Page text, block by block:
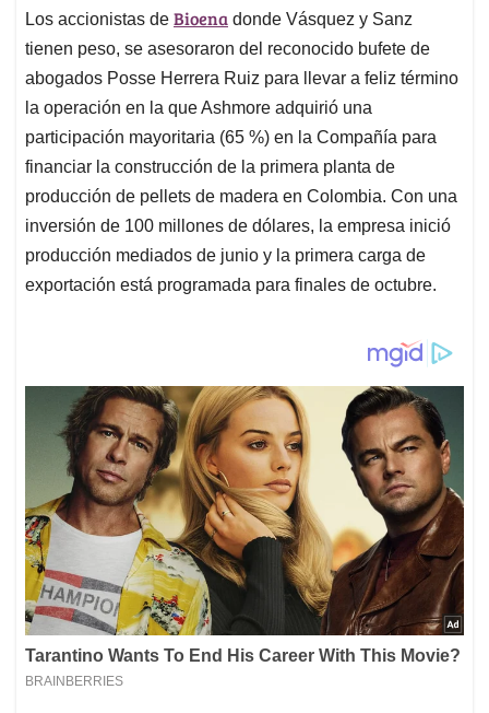
Los accionistas de Bioena donde Vásquez y Sanz
tienen peso, se asesoraron del reconocido bufete de
abogados Posse Herrera Ruiz para llevar a feliz término
la operación en la que Ashmore adquirió una
participación mayoritaria (65 %) en la Compañía para
financiar la construcción de la primera planta de
producción de pellets de madera en Colombia. Con una
inversión de 100 millones de dólares, la empresa inició
producción mediados de junio y la primera carga de
exportación está programada para finales de octubre.